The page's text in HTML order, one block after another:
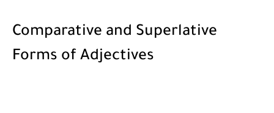
Comparative and Superlative
Forms of Adjectives